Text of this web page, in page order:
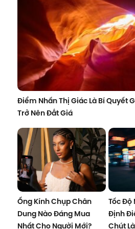
Điểm Nhấn Thị Giác Là Bí Quyết
Trở Nên Đắt Giá
Ống Kính Chụp Chân
Dung Nào Đáng Mua
Nhất Cho Người Mới?
Tốc Độ
Định
Chút